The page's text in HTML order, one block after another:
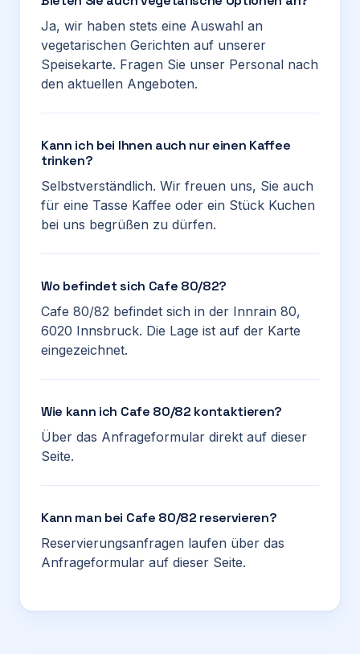
Ja, wir haben stets eine Auswahl an
vegetarischen Gerichten auf unserer
Speisekarte. Fragen Sie unser Personal nach
den aktuellen Angeboten.
Kann ich bei Ihnen auch nur einen Kaffee
trinken?
Selbstverständlich. Wir freuen uns, Sie auch
für eine Tasse Kaffee oder ein Stück Kuchen
bei uns begrüßen zu dürfen.
Wo befindet sich Cafe 80/82?
Cafe 80/82 befindet sich in der Innrain 80,
6020 Innsbruck. Die Lage ist auf der Karte
eingezeichnet.
Wie kann ich Cafe 80/82 kontaktieren?
Über das Anfrageformular direkt auf dieser
Seite.
Kann man bei Cafe 80/82 reservieren?
Reservierungsanfragen laufen über das
Anfrageformular auf dieser Seite.